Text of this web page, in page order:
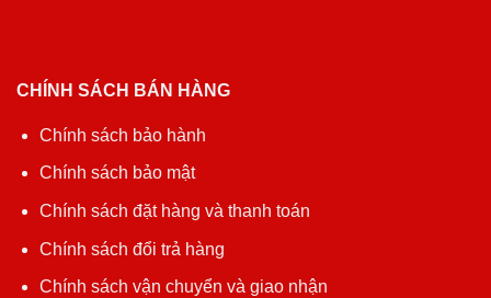
CHÍNH SÁCH BÁN HÀNG
Chính sách bảo hành
Chính sách bảo mật
Chính sách đặt hàng và thanh toán
Chính sách đổi trả hàng
Chính sách vận chuyển và giao nhận